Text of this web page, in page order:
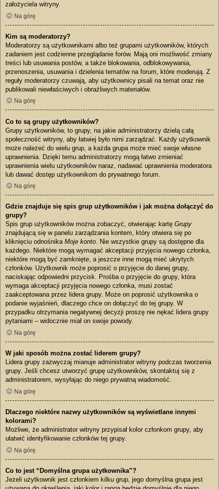
założyciela witryny.
Na górę
Kim są moderatorzy?
Moderatorzy są użytkownikami albo też grupami użytkowników, których
zadaniem jest codzienne przeglądanie forów. Mają oni możliwość zmiany
treści lub usuwania postów, a także blokowania, odblokowywania,
przenoszenia, usuwania i dzielenia tematów na forum, które moderują. Z
reguły moderatorzy czuwają, aby użytkownicy pisali na temat oraz nie
publikowali niewłaściwych i obraźliwych materiałów.
Na górę
Co to są grupy użytkowników?
Grupy użytkowników, to grupy, na jakie administratorzy dzielą całą
społeczność witryny, aby łatwiej było nimi zarządzać. Każdy użytkownik
może należeć do wielu grup, a każda grupa może mieć swoje własne
uprawnienia. Dzięki temu administratorzy mogą łatwo zmieniać
uprawnienia wielu użytkowników naraz, nadawać uprawnienia moderatora
lub dawać dostęp użytkownikom do prywatnego forum.
Na górę
Gdzie znajduje się spis grup użytkowników i jak można dołączyć do
grupy?
Spis grup użytkowników można zobaczyć, otwierając kartę Grupy
znajdującą się w panelu zarządzania kontem, który otwiera się po
kliknięciu odnośnika Moje konto. Nie wszystkie grupy są dostępne dla
każdego. Niektóre mogą wymagać akceptacji przyjęcia nowego członka,
niektóre mogą być zamknięte, a jeszcze inne mogą mieć ukrytych
członków. Użytkownik może poprosić o przyjęcie do danej grupy,
naciskając odpowiedni przycisk. Prośba o przyjęcie do grupy, która
wymaga akceptacji przyjęcia nowego członka, musi zostać
zaakceptowana przez lidera grupy. Może on poprosić użytkownika o
podanie wyjaśnień, dlaczego chce on dołączyć do tej grupy. W
przypadku otrzymania negatywnej decyzji proszę nie nękać lidera grupy
pytaniami – widocznie miał on swoje powody.
Na górę
W jaki sposób można zostać liderem grupy?
Lidera grupy zazwyczaj mianuje administrator witryny podczas tworzenia
grupy. Jeśli chcesz utworzyć grupę użytkowników, skontaktuj się z
administratorem, wysyłając do niego prywatną wiadomość.
Na górę
Dlaczego niektóre nazwy użytkowników są wyświetlane innymi
kolorami?
Możliwe, że administrator witryny przypisał kolor członkom grupy, aby
ułatwić identyfikowanie członków tej grupy.
Na górę
Co to jest “Domyślna grupa użytkownika”?
Jeżeli użytkownik jest członkiem kilku grup, jego domyślna grupa jest